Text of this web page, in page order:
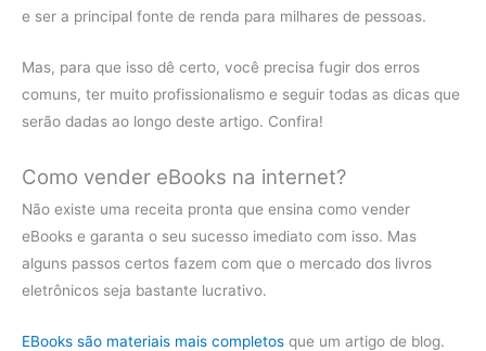
e ser a principal fonte de renda para milhares de pessoas.
Mas, para que isso dê certo, você precisa fugir dos erros
comuns, ter muito profissionalismo e seguir todas as dicas que
serão dadas ao longo deste artigo. Confira!
Como vender eBooks na internet?
Não existe uma receita pronta que ensina como vender
eBooks e garanta o seu sucesso imediato com isso. Mas
alguns passos certos fazem com que o mercado dos livros
eletrônicos seja bastante lucrativo.
EBooks são materiais mais completos que um artigo de blog.